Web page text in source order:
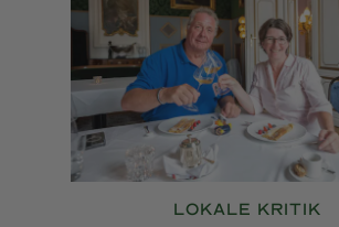
LOKALE KRITIK